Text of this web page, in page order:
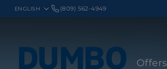
(809) 562-4949
Offers